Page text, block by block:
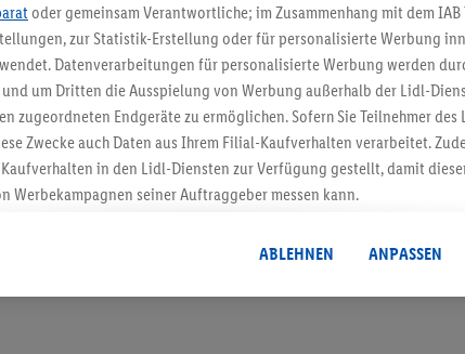
5.95 € Versand
Jetzt zum Newsletter anmelden
Gutschein sichern!
oder gemeinsam Verantwortliche; im Zusammenhang mit dem IAB
zur Statistik-Erstellung oder für personalisierte Werbung
Datenverarbeitungen für personalisierte Werbung werden
um Dritten die Ausspielung von Werbung außerhalb der Lidl-
zugeordneten Endgeräte zu ermöglichen. Sofern Sie Teilnehmer des
Zwecke auch Daten aus Ihrem Filial-Kaufverhalten verarbeitet.
in den Lidl-Diensten zur Verfügung gestellt, damit
Werbekampagnen seiner Auftraggeber messen kann.
die Zusammenführung von Daten (z.B. über Ihre Nutzung der
Informationen aus Ihrem Kundenkonto - z.B. Alter oder
verschiedene Endgeräte und Lidl-Dienste hinweg einschließlich
ABLEHNEN ANPASSEN